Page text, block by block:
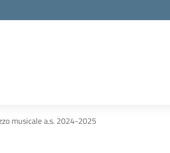
musicale a.s. 2024-2025